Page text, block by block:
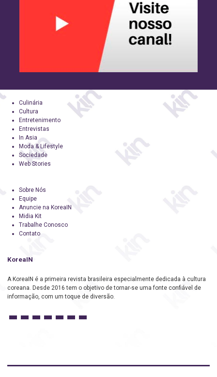
Culinária
Cultura
Entretenimento
Entrevistas
In Asia
Moda & Lifestyle
Sociedade
Web Stories
Sobre Nós
Equipe
Anuncie na KoreaIN
Midia Kit
Trabalhe Conosco
Contato
KoreaIN
A KoreaIN é a primeira revista brasileira especialmente dedicada à cultura
coreana. Desde 2016 tem o objetivo de tornar-se uma fonte confiável de
informação, com um toque de diversão.